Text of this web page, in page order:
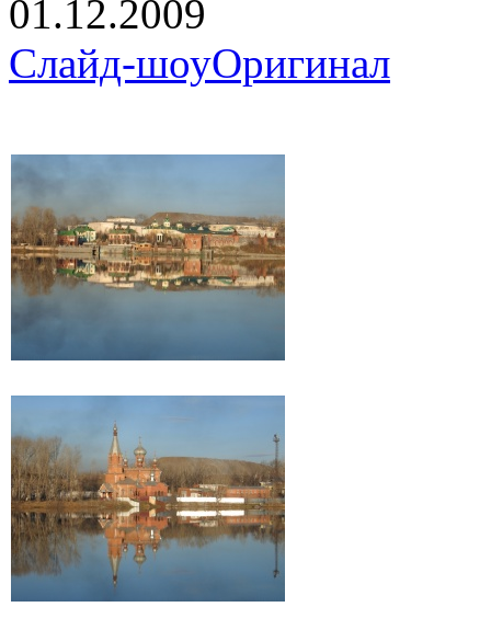
01.12.2009
Слайд-шоуОригинал